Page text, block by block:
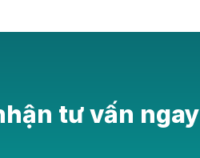
tư vấn ngay